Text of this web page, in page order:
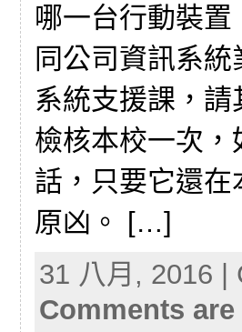
哪一台行動裝
同公司資訊系
系統支援課，
檢核本校一次
話，只要它還
原凶。 […]
31 八月, 2016
Comments